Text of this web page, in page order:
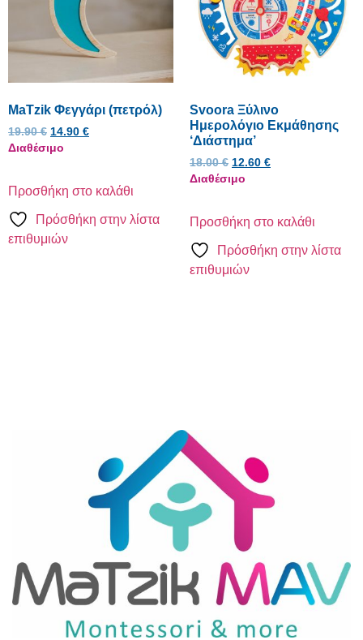
MaTzik Φεγγάρι (πετρόλ)
19.90€ 14.90 €
Διαθέσιμο
Προσθήκη στο καλάθι
Πρόσθήκη στην λίστα
επιθυμιών
Svoora Ξύλινο
Ημερολόγιο Εκμάθησης
‘Διάστημα’
18.00€ 12.60 €
Διαθέσιμο
Προσθήκη στο καλάθι
Πρόσθήκη στην λίστα
επιθυμιών